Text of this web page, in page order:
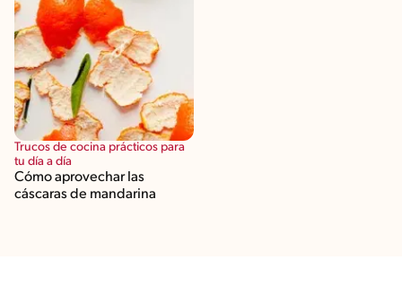
Trucos de cocina prácticos para
tu día a día
Cómo aprovechar las
cáscaras de mandarina